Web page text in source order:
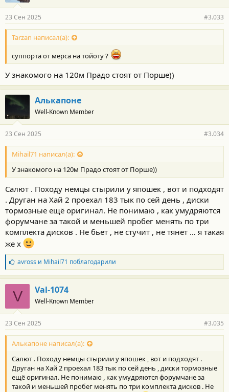
23 Сен 2025 #3.033
Tarzan написал(а):
суппорта от мерса на тойоту ?
У знакомого на 120м Прадо стоят от Порше))
Алькапоне
Well-Known Member
23 Сен 2025 #3.034
Mihail71 написал(а):
У знакомого на 120м Прадо стоят от Порше))
Салют . Походу немцы стырили у япошек , вот и подходят
. Друган на Хай 2 проехал 183 тык по сей день , диски
тормозные ещё оригинал. Не понимаю , как умудряются
форумчане за такой и меньшей пробег менять по три
комплекта дисков . Не бьет , не стучит , не тянет … я такая
же х
Б
л
а
г
о
д
а
н
о
с
и
:
avross и Mihail71 поблагодарили
V Val-1074
Well-Known Member
23 Сен 2025 #3.035
Алькапоне написал(а):
Салют . Походу немцы стырили у япошек , вот и подходят .
Друган на Хай 2 проехал 183 тык по сей день , диски тормозные
ещё оригинал. Не понимаю , как умудряются форумчане за
такой и меньшей пробег менять по три комплекта дисков . Не